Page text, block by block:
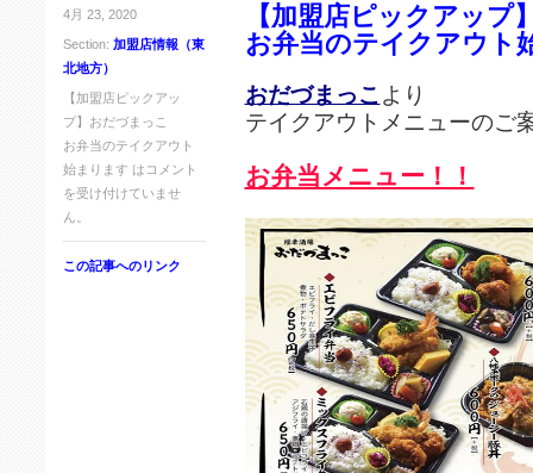
4月 23, 2020
Section: 加盟店情報（東
北地方）
【加盟店ピックアッ
プ】おだづまっこ
お弁当のテイクアウト
始まります は コメント
を受け付けていませ
ん。
この記事へのリンク
【加盟店ピックアップ
お弁当のテイクアウト
おだづまっこ より
テイクアウトメニューのご
お弁当メニュー！！